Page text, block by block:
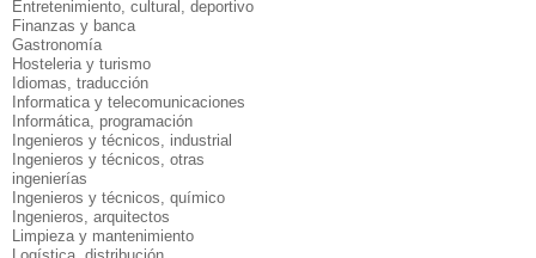
Entretenimiento, cultural, deportivo
Finanzas y banca
Gastronomía
Hosteleria y turismo
Idiomas, traducción
Informatica y telecomunicaciones
Informática, programación
Ingenieros y técnicos, industrial
Ingenieros y técnicos, otras
ingenierías
Ingenieros y técnicos, químico
Ingenieros, arquitectos
Limpieza y mantenimiento